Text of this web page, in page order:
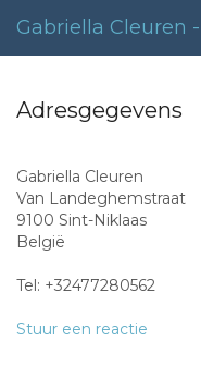
Adresgegevens
Gabriella Cleuren
Van Landeghemstraat
9100 Sint-Niklaas
België
Tel: +32477280562
Stuur een reactie